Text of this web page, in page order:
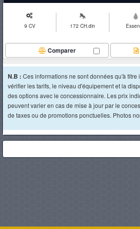
9 CV 172 CH.din
Comparer
N.B : Ces informations ne sont données qu'à titre
vérifier les tarifs, le niveau d'équipement et la
des options avec le concessionnaire. Les prix
peuvent varier en cas de mise à jour par le
de taxes ou de promotions ponctuelles. Photos